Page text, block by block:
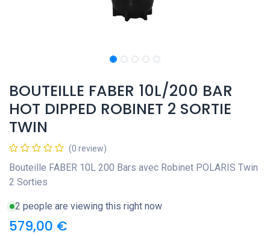
BOUTEILLE FABER 10L/200 BAR
HOT DIPPED ROBINET 2 SORTIE
TWIN
(0 review)
Bouteille FABER 10L 200 Bars avec Robinet POLARIS Twin
2 Sorties
2 people are viewing this right now
579,00 €